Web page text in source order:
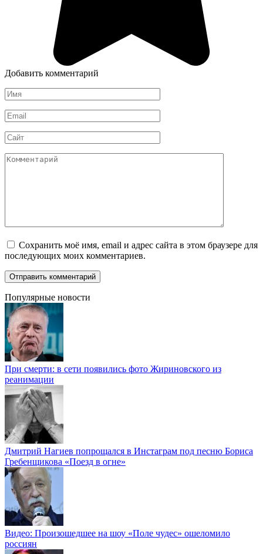
Добавить комментарий
Имя
*
Email
*
Сайт
Комментарий
Сохранить моё имя, email и адрес сайта в этом браузере для
последующих моих комментариев.
Популярные новости
При смерти: в сети появились фото Жириновского из
реанимации
Дмитрий Нагиев попрощался в Инстаграм под песню Бориса
Гребенщикова «Поезд в огне»
Видео: Произошедшее на шоу «Поле чудес» ошеломило
россиян